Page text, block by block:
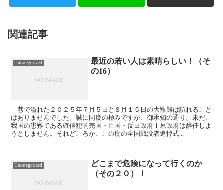
関連記事
Uncategorized
最近の若い人は素晴らしい！（そ
の16）
巷で溢れた２０２５年７月５日と８月１５日の大艱難は訪れること
はありませんでした。誠に同慶の極みですが、御承知の通り、未だ、
我国の患難である確信犯的売国・亡国・反日政府Ｉ墓政府は辞任しよ
うとしません。それどころか、この度の全国戦没者追悼式...
Uncategorized
どこまで危険になって行くのか
（その２０）！